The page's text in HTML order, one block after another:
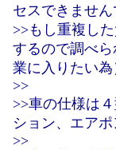
セスできません
>>もし重複し
するので調べ
業に入りたい為
>>
>>車の仕様は
ション、エア
>>